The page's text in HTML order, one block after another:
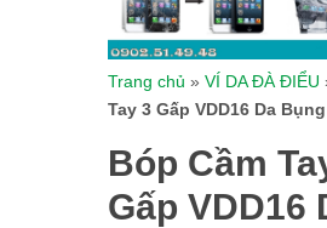
Trang chủ » VÍ DA ĐÀ ĐIỂU
Tay 3 Gấp VDD16 Da
Bóp Cầm
Gấp VDD16